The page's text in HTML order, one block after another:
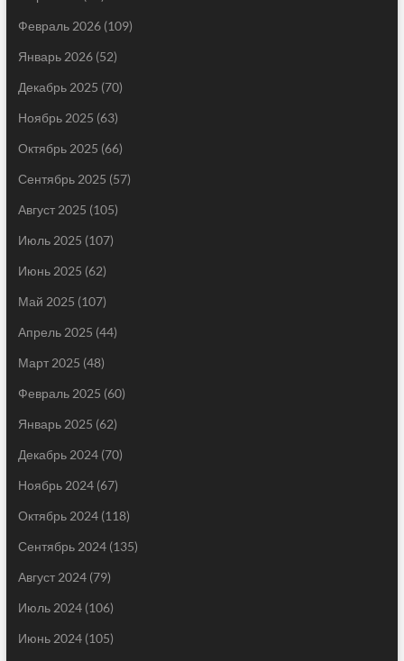
Февраль 2026(109)
Январь 2026(52)
Декабрь 2025 (70)
Ноябрь 2025 (63)
Октябрь 2025 (66)
Сентябрь 2025 (57)
Август 2025 (105)
Июль 2025 (107)
Июнь 2025 (62)
Май 2025 (107)
Апрель 2025 (44)
Март 2025 (48)
Февраль 2025 (60)
Январь 2025 (62)
Декабрь 2024(70)
Ноябрь 2024(67)
Октябрь 2024(118)
Сентябрь 2024(135)
Август 2024(79)
Июль 2024(106)
Июнь 2024(105)